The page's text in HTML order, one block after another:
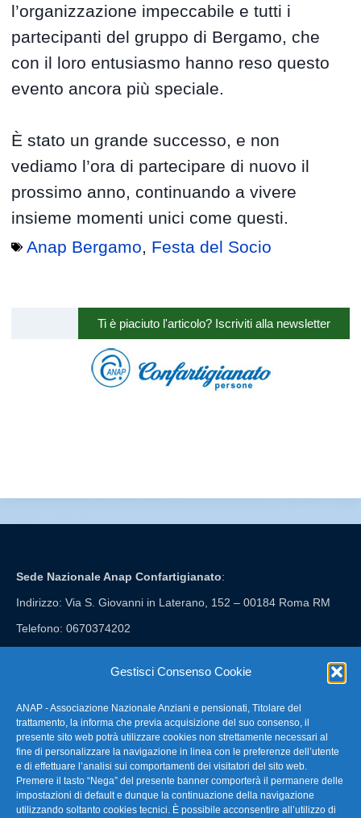
Gestisci Consenso Cookie
ANAP - Associazione Nazionale Anziani e pensionati, Titolare del
trattamento, la informa che previa acquisizione del suo consenso, il
presente sito web potrà utilizzare cookies non strettamente necessari al
fine di personalizzare la navigazione in linea con le preferenze dell’utente
e di effettuare l’analisi sui comportamenti dei visitatori del sito web.
Premere il tasto “Nega” del presente banner comporterà il permanere delle
impostazioni di default e dunque la continuazione della navigazione
utilizzando soltanto cookies tecnici. È possibile acconsentire all’utilizzo di
l’organizzazione impeccabile e tutti i
partecipanti del gruppo di Bergamo, che
con il loro entusiasmo hanno reso questo
evento ancora più speciale.
È stato un grande successo, e non
vediamo l’ora di partecipare di nuovo il
prossimo anno, continuando a vivere
insieme momenti unici come questi.
Anap Bergamo, Festa del Socio
Ti è piaciuto l'articolo? Iscriviti alla newsletter
Sede Nazionale Anap Confartigianato:
Indirizzo: Via S. Giovanni in Laterano, 152 – 00184 Roma RM
Telefono: 0670374202
FAQ – Domande Frequenti
La nostra Newsletter
Link Utili